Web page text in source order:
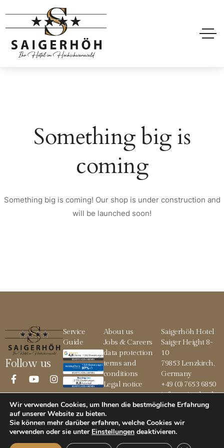
Something big is
coming
Something big is coming! Our shop is under construction and
will be launched soon!
Follow us
Service
Guide
About us
Jobs & Careers
data protection
terms and
conditions
Legal notice
Saigerhöh Hotel
Saiger Height 8-
10
79853 Lenzkirch,
Germany
+49 (0) 7653 6850
info@saigerhoeh.
de
Wir verwenden Cookies, um Ihnen die bestmögliche Erfahrung
auf unserer Website zu bieten.
Sie können mehr darüber erfahren, welche Cookies wir
verwenden oder sie unter Einstellungen deaktivieren.